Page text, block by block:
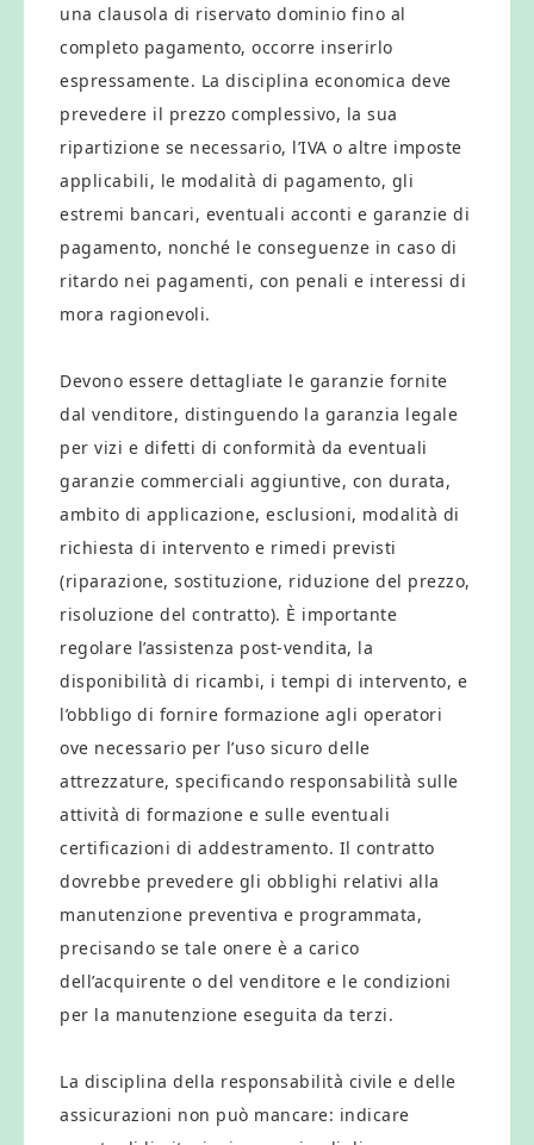
una clausola di riservato dominio fino al
completo pagamento, occorre inserirlo
espressamente. La disciplina economica deve
prevedere il prezzo complessivo, la sua
ripartizione se necessario, l’IVA o altre imposte
applicabili, le modalità di pagamento, gli
estremi bancari, eventuali acconti e garanzie di
pagamento, nonché le conseguenze in caso di
ritardo nei pagamenti, con penali e interessi di
mora ragionevoli.
Devono essere dettagliate le garanzie fornite
dal venditore, distinguendo la garanzia legale
per vizi e difetti di conformità da eventuali
garanzie commerciali aggiuntive, con durata,
ambito di applicazione, esclusioni, modalità di
richiesta di intervento e rimedi previsti
(riparazione, sostituzione, riduzione del prezzo,
risoluzione del contratto). È importante
regolare l’assistenza post-vendita, la
disponibilità di ricambi, i tempi di intervento, e
l’obbligo di fornire formazione agli operatori
ove necessario per l’uso sicuro delle
attrezzature, specificando responsabilità sulle
attività di formazione e sulle eventuali
certificazioni di addestramento. Il contratto
dovrebbe prevedere gli obblighi relativi alla
manutenzione preventiva e programmata,
precisando se tale onere è a carico
dell’acquirente o del venditore e le condizioni
per la manutenzione eseguita da terzi.
La disciplina della responsabilità civile e delle
assicurazioni non può mancare: indicare